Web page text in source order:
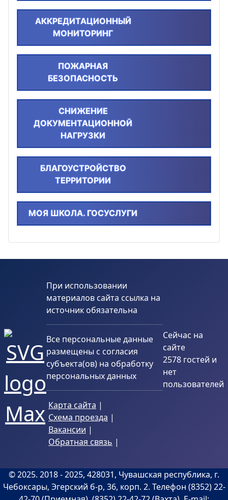
АККРЕДИТАЦИОННЫЙ
МОНИТОРИНГ
ПОЖАРНАЯ
БЕЗОПАСНОСТЬ
СНИЖЕНИЕ
ДОКУМЕНТАЦИОННОЙ
НАГРУЗКИ
БЛАГОУСТРОЙСТВО
ТЕРРИТОРИИ
МОЯ ШКОЛА. ГОСУСЛУГИ
При использовании
материалов сайта ссылка на
источник обязательна
Все персональные данные
размещены с согласия
субъекта(ов) на обработку
персональных данных
Карта сайта |
Схема проезда |
Вакансии |
Обратная связь |
Сейчас на
сайте
2578 гостей и
нет
пользователей
©2025. 2018 -2025, 428031, Чувашская республика, г.
Чебоксары, Эгерский б-р, 36, корп. 2. Телефон (8352) 22-